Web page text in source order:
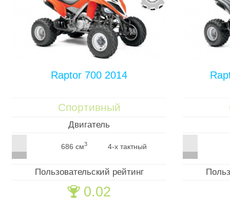
Raptor 700 2014
Спортивный
Двигатель
686 см3 4-х тактный
Пользовательский рейтинг
🏆 0.02